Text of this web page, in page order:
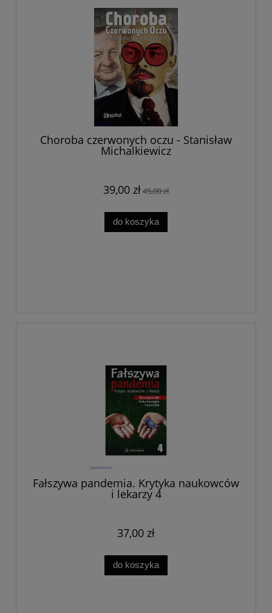
Choroba czerwonych oczu - Stanisław
Michalkiewicz
39,00 zł45,00 zł
do koszyka
Fałszywa pandemia. Krytyka naukowców
i lekarzy 4
37,00 zł
do koszyka